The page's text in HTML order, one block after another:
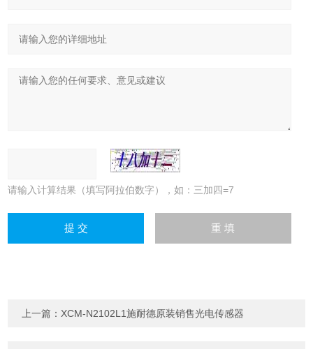
请输入计算结果（填写阿拉伯数字），如：三加四=7
上一篇： XCM-N2102L1施耐德原装销售光电传感器